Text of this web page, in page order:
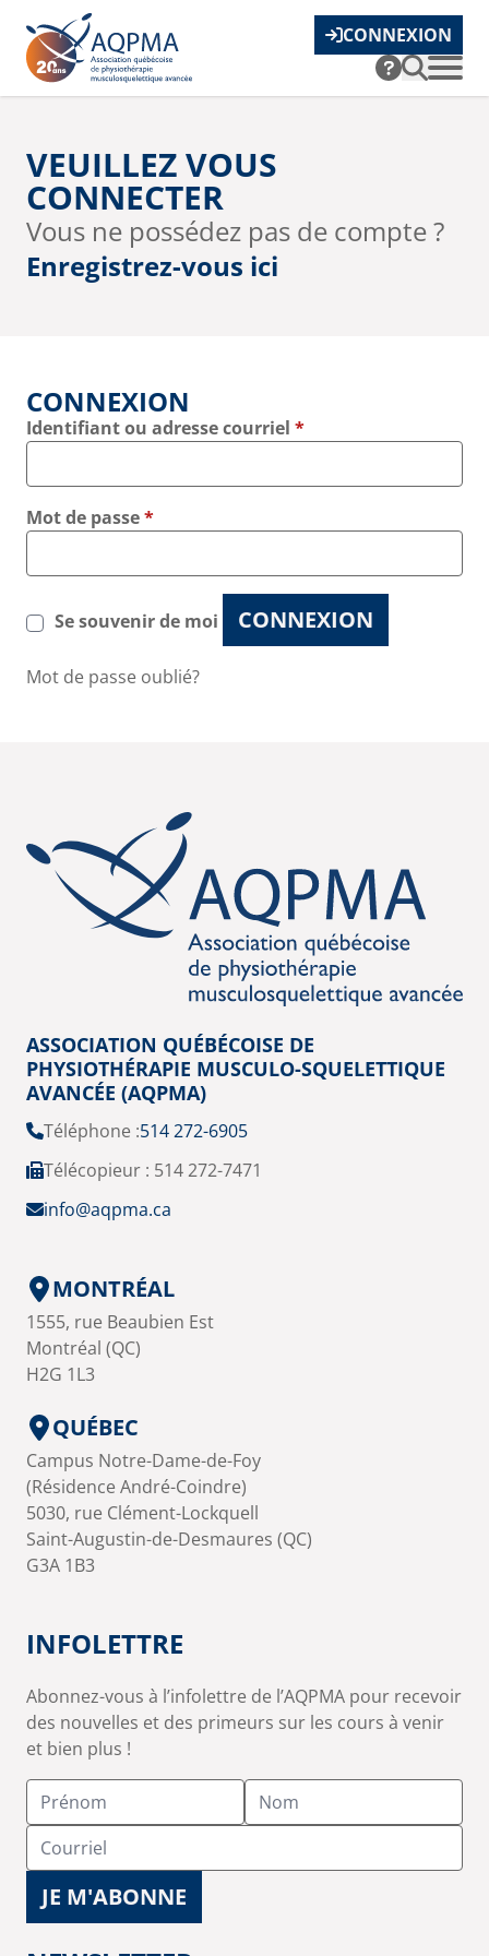
CONNEXION
VEUILLEZ VOUS
CONNECTER
Vous ne possédez pas de compte ?
Enregistrez-vous ici
CONNEXION
Identifiant ou adresse courriel *
Mot de passe*
Se souvenir de moi CONNEXION
Mot de passe oublié?
ASSOCIATION QUÉBÉCOISE DE
PHYSIOTHÉRAPIE MUSCULO-SQUELETTIQUE
AVANCÉE (AQPMA)
Téléphone :514 272-6905
Télécopieur : 514 272-7471
info@aqpma.ca
MONTRÉAL
1555, rue Beaubien Est
Montréal (QC)
H2G 1L3
QUÉBEC
Campus Notre-Dame-de-Foy
(Résidence André-Coindre)
5030, rue Clément-Lockquell
Saint-Augustin-de-Desmaures (QC)
G3A 1B3
INFOLETTRE
Abonnez-vous à l’infolettre de l’AQPMA pour recevoir
des nouvelles et des primeurs sur les cours à venir
et bien plus !